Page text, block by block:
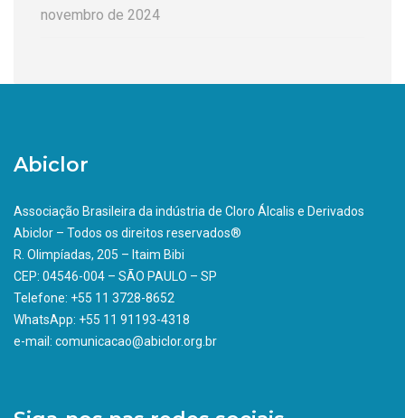
novembro de 2024
Abiclor
Associação Brasileira da indústria de Cloro Álcalis e Derivados
Abiclor – Todos os direitos reservados®
R. Olimpíadas, 205 – Itaim Bibi
CEP: 04546-004 – SÃO PAULO – SP
Telefone: +55 11 3728-8652
WhatsApp: +55 11 91193-4318
e-mail: comunicacao@abiclor.org.br